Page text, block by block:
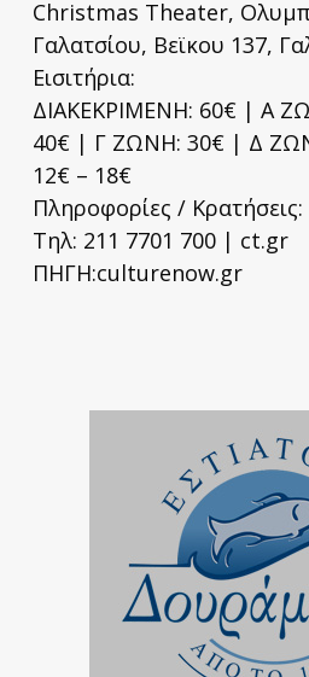
Christmas Theater,
Γαλατσίου, Βεϊκου 137,
Eισιτήρια:
ΔΙΑΚΕΚΡΙΜΕΝΗ: 60€ | Α
40€ | Γ ΖΩΝΗ: 30€ | Δ
12€ – 18€
Πληροφορίες / Κρατήσεις:
Τηλ: 211 7701 700 | ct.gr
ΠΗΓΗ:culturenow.gr